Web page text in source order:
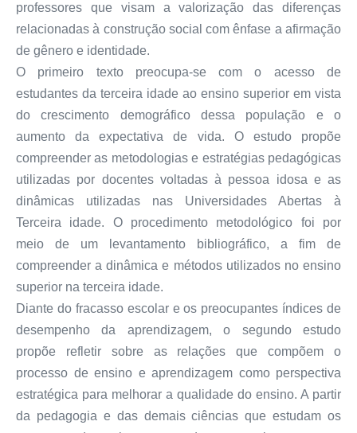
professores que visam a valorização das diferenças
relacionadas à construção social com ênfase a afirmação
de gênero e identidade.
O primeiro texto preocupa-se com o acesso de
estudantes da terceira idade ao ensino superior em vista
do crescimento demográfico dessa população e o
aumento da expectativa de vida. O estudo propõe
compreender as metodologias e estratégias pedagógicas
utilizadas por docentes voltadas à pessoa idosa e as
dinâmicas utilizadas nas Universidades Abertas à
Terceira idade. O procedimento metodológico foi por
meio de um levantamento bibliográfico, a fim de
compreender a dinâmica e métodos utilizados no ensino
superior na terceira idade.
Diante do fracasso escolar e os preocupantes índices de
desempenho da aprendizagem, o segundo estudo
propõe refletir sobre as relações que compõem o
processo de ensino e aprendizagem como perspectiva
estratégica para melhorar a qualidade do ensino. A partir
da pedagogia e das demais ciências que estudam os